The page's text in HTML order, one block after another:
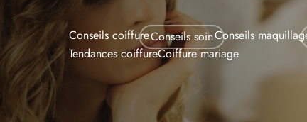
Conseils coiffureConseils soinConseils
Tendances coiffureCoiffure mariage